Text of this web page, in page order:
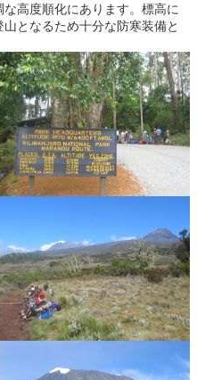
高度順化にあります。標高に
となるため十分な防寒装備と